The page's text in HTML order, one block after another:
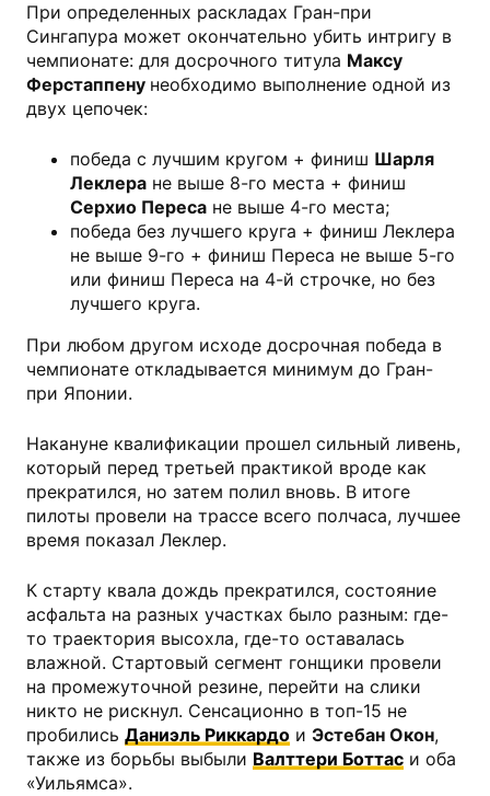
При определенных раскладах Гран-при
Сингапура может окончательно убить интригу в
чемпионате: для досрочного титула Максу
Ферстаппену необходимо выполнение одной из
двух цепочек:
победа с лучшим кругом + финиш Шарля
Леклера не выше 8-го места + финиш
Серхио Переса не выше 4-го места;
победа без лучшего круга + финиш Леклера
не выше 9-го + финиш Переса не выше 5-го
или финиш Переса на 4-й строчке, но без
лучшего круга.
При любом другом исходе досрочная победа в
чемпионате откладывается минимум до Гран-
при Японии.
Накануне квалификации прошел сильный ливень,
который перед третьей практикой вроде как
прекратился, но затем полил вновь. В итоге
пилоты провели на трассе всего полчаса, лучшее
время показал Леклер.
К старту квала дождь прекратился, состояние
асфальта на разных участках было разным: где-
то траектория высохла, где-то оставалась
влажной. Стартовый сегмент гонщики провели
на промежуточной резине, перейти на слики
никто не рискнул. Сенсационно в топ-15 не
пробились Даниэль Риккардо и Эстебан Окон,
также из борьбы выбыли Валттери Боттас и оба
«Уильямса».